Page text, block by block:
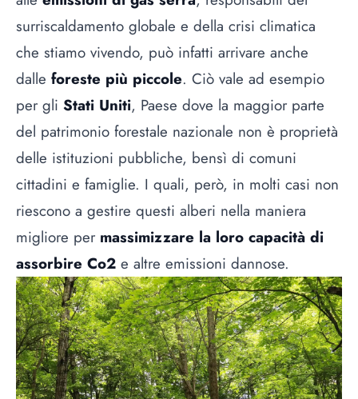
surriscaldamento globale e della crisi climatica
che stiamo vivendo, può infatti arrivare anche
dalle foreste più piccole. Ciò vale ad esempio
per gli Stati Uniti, Paese dove la maggior parte
del patrimonio forestale nazionale non è proprietà
delle istituzioni pubbliche, bensì di comuni
cittadini e famiglie. I quali, però, in molti casi non
riescono a gestire questi alberi nella maniera
migliore per massimizzare la loro capacità di
assorbire Co2 e altre emissioni dannose.